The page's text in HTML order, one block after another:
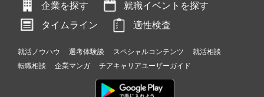
企業を探す
就職イベントを探す
タイムライン
適性検査
就活ノウハウ 選考体験談 スペシャルコンテンツ
就活相談
転職相談
企業マンガ チアキャリアユーザーガイド